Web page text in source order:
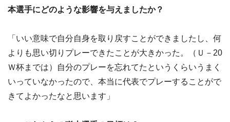
本選手にどのような影響を与えましたか？
「いい意味で自分自身を取り戻すことができましたし、何
よりも思い切りプレーできたことが大きかった。（Ｕ－20
Ｗ杯までは）自分のプレーを忘れてたというくらいうまく
いっていなかったので、本当に代表でプレーすることがで
きてよかったなと思います」